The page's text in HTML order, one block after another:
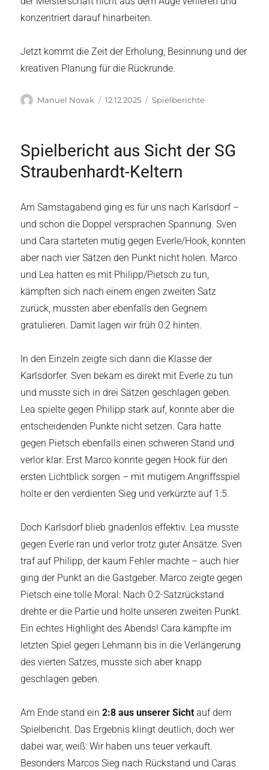
konzentriert darauf hinarbeiten.
Jetzt kommt die Zeit der Erholung, Besinnung und der
kreativen Planung für die Rückrunde.
Autor
Manuel Novak
Veröffentlicht
12.12.2025 Kategorien
Spielberichte
Spielbericht aus Sicht der SG
Straubenhardt-Keltern
Am Samstagabend ging es für uns nach Karlsdorf –
und schon die Doppel versprachen Spannung. Sven
und Cara starteten mutig gegen Everle/Hook, konnten
aber nach vier Sätzen den Punkt nicht holen. Marco
und Lea hatten es mit Philipp/Pietsch zu tun,
kämpften sich nach einem engen zweiten Satz
zurück, mussten aber ebenfalls den Gegnern
gratulieren. Damit lagen wir früh 0:2 hinten.
In den Einzeln zeigte sich dann die Klasse der
Karlsdorfer. Sven bekam es direkt mit Everle zu tun
und musste sich in drei Sätzen geschlagen geben.
Lea spielte gegen Philipp stark auf, konnte aber die
entscheidenden Punkte nicht setzen. Cara hatte
gegen Pietsch ebenfalls einen schweren Stand und
verlor klar. Erst Marco konnte gegen Hook für den
ersten Lichtblick sorgen – mit mutigem Angriffsspiel
holte er den verdienten Sieg und verkürzte auf 1:5.
Doch Karlsdorf blieb gnadenlos effektiv. Lea musste
gegen Everle ran und verlor trotz guter Ansätze. Sven
traf auf Philipp, der kaum Fehler machte – auch hier
ging der Punkt an die Gastgeber. Marco zeigte gegen
Pietsch eine tolle Moral: Nach 0:2-Satzrückstand
drehte er die Partie und holte unseren zweiten Punkt.
Ein echtes Highlight des Abends! Cara kämpfte im
letzten Spiel gegen Lehmann bis in die Verlängerung
des vierten Satzes, musste sich aber knapp
geschlagen geben.
Am Ende stand ein2:8 aus unserer Sicht auf dem
Spielbericht. Das Ergebnis klingt deutlich, doch wer
dabei war, weiß: Wir haben uns teuer verkauft.
Besonders Marcos Sieg nach Rückstand und Caras